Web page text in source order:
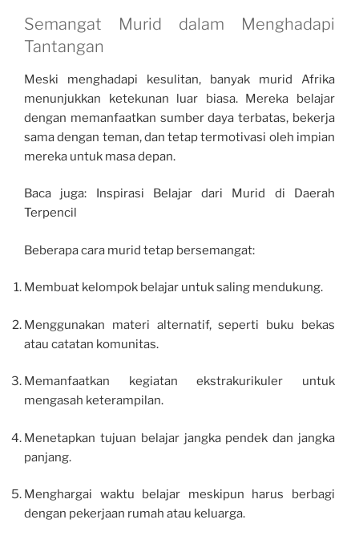
Semangat Murid dalam Menghadapi
Tantangan
Meski menghadapi kesulitan, banyak murid Afrika
menunjukkan ketekunan luar biasa. Mereka belajar
dengan memanfaatkan sumber daya terbatas, bekerja
sama dengan teman, dan tetap termotivasi oleh impian
mereka untuk masa depan.
Baca juga: Inspirasi Belajar dari Murid di Daerah
Terpencil
Beberapa cara murid tetap bersemangat:
Membuat kelompok belajar untuk saling mendukung.
Menggunakan materi alternatif, seperti buku bekas
atau catatan komunitas.
Memanfaatkan kegiatan ekstrakurikuler untuk
mengasah keterampilan.
Menetapkan tujuan belajar jangka pendek dan jangka
panjang.
Menghargai waktu belajar meskipun harus berbagi
dengan pekerjaan rumah atau keluarga.